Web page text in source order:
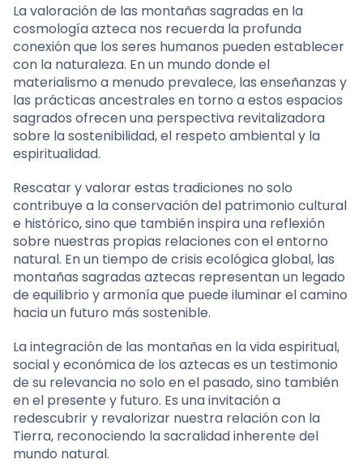
La valoración de las montañas sagradas en la
cosmología azteca nos recuerda la profunda
conexión que los seres humanos pueden establecer
con la naturaleza. En un mundo donde el
materialismo a menudo prevalece, las enseñanzas y
las prácticas ancestrales en torno a estos espacios
sagrados ofrecen una perspectiva revitalizadora
sobre la sostenibilidad, el respeto ambiental y la
espiritualidad.
Rescatar y valorar estas tradiciones no solo
contribuye a la conservación del patrimonio cultural
e histórico, sino que también inspira una reflexión
sobre nuestras propias relaciones con el entorno
natural. En un tiempo de crisis ecológica global, las
montañas sagradas aztecas representan un legado
de equilibrio y armonía que puede iluminar el camino
hacia un futuro más sostenible.
La integración de las montañas en la vida espiritual,
social y económica de los aztecas es un testimonio
de su relevancia no solo en el pasado, sino también
en el presente y futuro. Es una invitación a
redescubrir y revalorizar nuestra relación con la
Tierra, reconociendo la sacralidad inherente del
mundo natural.